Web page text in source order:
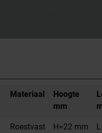
Materiaal
Hoogte
mm
Roestvast
H=22 mm